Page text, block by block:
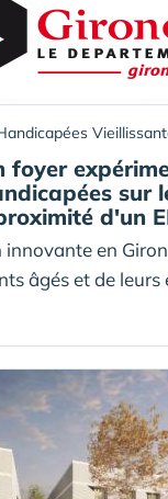
foyer
sur
d'un
en
âgés et de